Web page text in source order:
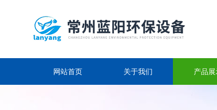
网站首页 关于我们 产品